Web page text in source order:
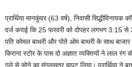
प्रार्थिया मानकुंवर (63 वर्ष), निवासी सिद्धीविनायक
दर्ज कराई कि 25 फरवरी को दोपहर लगभग
पति कोमल बाथरी और पोते ओम बाथरी के साथ
किराना स्टोर के पास दो अज्ञात व्यक्तियों ने लाल
गले से सोने का मंगलसूत्र झपट लिया। प्रार्थिया ने